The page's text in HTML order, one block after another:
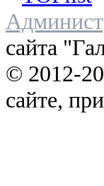
сайта
© 2012-
сайте,